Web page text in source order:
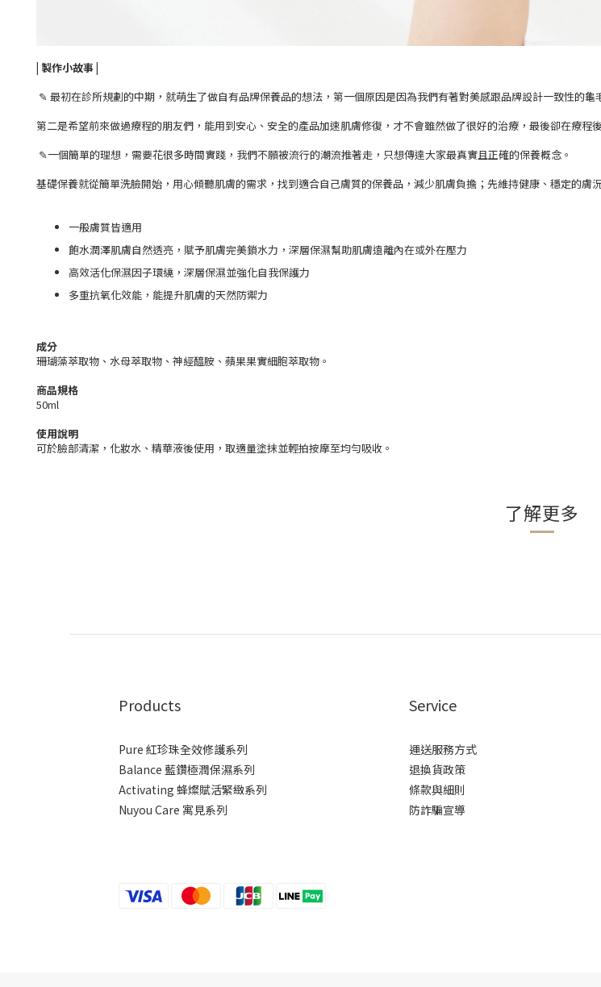
| 製作小故事 |
✎ 最初在診所規劃的中期，就萌生了做自有品牌保養品的想法，第一個原因是因為我們有著對美感跟品牌設計一致性的龜
第二是希望前來做過療程的朋友們，能用到安心、安全的產品加速肌膚修復，才不會雖然做了很好的治療，最後卻在療程
✎一個簡單的理想，需要花很多時間實踐，我們不願被流行的潮流推著走，只想傳達大家最真實且正確的保養概念。
基礎保養就從簡單洗臉開始，用心傾聽肌膚的需求，找到適合自己膚質的保養品，減少肌膚負擔；先維持健康、穩定的膚
一般膚質皆適用
飽水潤澤肌膚自然透亮，賦予肌膚完美鎖水力，深層保濕幫助肌膚遠離內在或外在壓力
高效活化保濕因子環繞，深層保濕並強化自我保護力
多重抗氧化效能，能提升肌膚的天然防禦力
成分
珊瑚藻萃取物、水母萃取物、神經醯胺、蘋果果實細胞萃取物。
商品規格
50ml
使用說明
可於臉部清潔，化妝水、精華液後使用，取適量塗抹並輕拍按摩至均勻吸收。
了解更多
Products
Pure 紅珍珠全效修護系列
Balance 藍鑽極潤保濕系列
Activating 蜂燦賦活緊緻系列
Nuyou Care 寓見系列
Service
運送服務方式
退換貨政策
條款與細則
防詐騙宣導